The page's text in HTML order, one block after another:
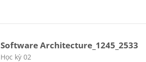
Software Architecture_1245_2533
Course category
Học kỳ 02